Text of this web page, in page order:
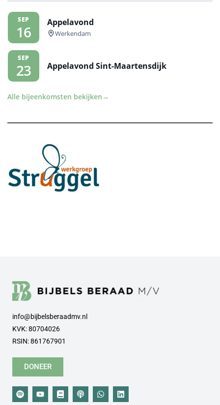
SEP
16
Appelavond
Werkendam
SEP
23 Appelavond Sint-Maartensdijk
Alle bijeenkomsten bekijken →
info@bijbelsberaadmv.nl
KVK: 80704026
RSIN: 861767901
DONEER